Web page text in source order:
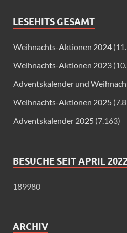
LESEHITS GESAMT
Weihnachts-Aktionen 2024
Weihnachts-Aktionen 2023
Adventskalender und
Weihnachts-Aktionen 2025
Adventskalender 2025 (7.163)
BESUCHE SEIT APRIL
189980
ARCHIV